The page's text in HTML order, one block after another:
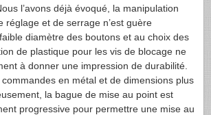
l’avons déjà évoqué, la manipulation
réglage et de serrage n’est guère
diamètre des boutons et au choix des
de plastique pour les vis de blocage ne
à donner une impression de durabilité.
commandes en métal et de dimensions plus
la bague de mise au point est
progressive pour permettre une mise au